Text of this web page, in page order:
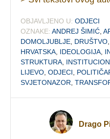
OBJAVLJENO U: ODJECI
OZNAKE: ANDREJ ŠIMIĆ ,
DOMOLJUBLJE DRUŠTVO
HRVATSKA IDEOLOGIJA
STRUKTURA
LIJEVO ,ODJECI
SVJETONAZOR ,
Drago